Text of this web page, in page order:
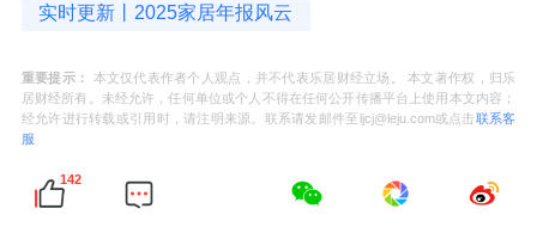
实时更新丨2025家居年报风云
重要提示：
本文仅代表作者个人观点，并不代表乐居财经立场。 本文著作权，归乐
居财经所有。未经允许，任何单位或个人不得在任何公开传播平台上使用本文内容；
经允许进行转载或引用时，请注明来源。联系请发邮件至ljcj@leju.com或点击联系客
服
142